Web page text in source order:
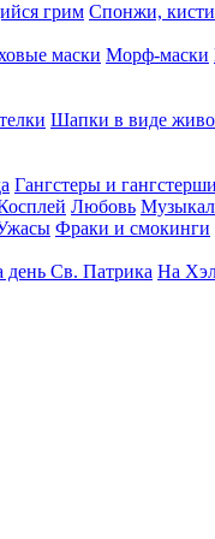
грим Спонжи, кисти
маски Морф-маски
Шапки в виде
Гангстеры и гангстерши
Любовь
Фраки и смокинги
день Св. Патрика На